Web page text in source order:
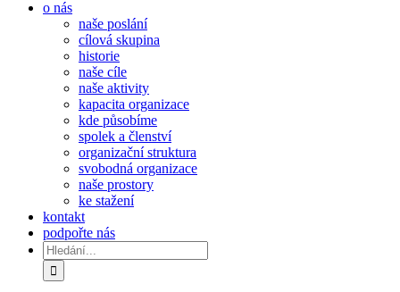
o nás
naše poslání
cílová skupina
historie
naše cíle
naše aktivity
kapacita organizace
kde působíme
spolek a členství
organizační struktura
svobodná organizace
naše prostory
ke stažení
kontakt
podpořte nás
Hledat: